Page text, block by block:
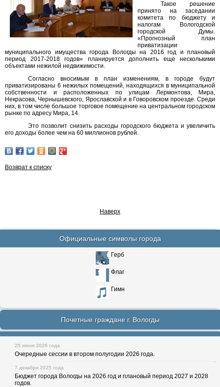
Такое решение
принято на заседании
комитета по бюджету и
налогам Вологодской
городской Думы.
«Прогнозный план
приватизации
муниципального имущества города Вологды на 2016 год и плановый
период 2017-2018 годов» планируется дополнить еще несколькими
объектами нежилой недвижимости.
Согласно вносимым в план изменениям, в городе будут
приватизированы 6 нежилых помещений, находящихся в муниципальной
собственности и расположенных по улицам Лермонтова, Мира,
Некрасова, Чернышевского, Ярославской и в Говоровском проезде. Среди
них, в том числе большое торговое помещение на центральном городском
рынке по адресу Мира, 14.
Это позволит снизить расходы городского бюджета и увеличить
его доходы более чем на 60 миллионов рублей.
Возврат к списку
Наверх
Официальные символы города
Герб
Флаг
Гимн
Почетные граждане г. Вологды
25 июня 2026 года
Очередные сессии в втором полугодии 2026 года.
7 декабря 2025 года
Бюджет города Вологды на 2026 год и плановый период 2027 и 2028
годов.